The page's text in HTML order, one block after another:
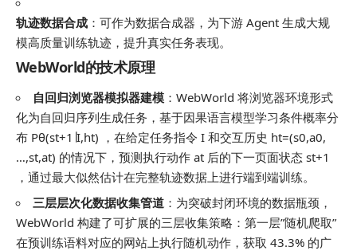
轨迹数据合成 ：可作为数据合成器，为下游 Agent 生成大规
模高质量训练轨迹，提升真实任务表现。
WebWorld的技术原理
自回归浏览器模拟器建模 ：WebWorld 将浏览器环境形式
化为自回归序列生成任务，基于因果语言模型学习条件概率分
布 Pθ(st+1 ∣I,ht) ，在给定任务指令 I 和交互历史 ht=(s0,a0,
…,st,at) 的情况下，预测执行动作 at 后的下一页面状态 st+1
，通过最大似然估计在完整轨迹数据上进行端到端训练。
三层层次化数据收集管道 ：为突破封闭环境的数据瓶颈，
WebWorld 构建了可扩展的三层收集策略：第一层”随机爬取”
在预训练语料对应的网站上执行随机动作，获取 43.3% 的广